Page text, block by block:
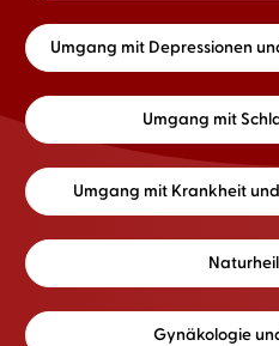
Umgang mit Depressionen
Umgang mit
Umgang mit Krankheit
Gynäkologie